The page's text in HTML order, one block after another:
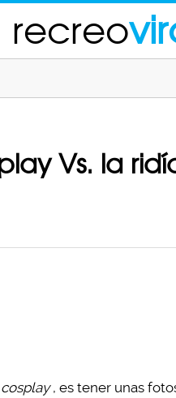
recreo
Vs. la
cosplay , es tener unas